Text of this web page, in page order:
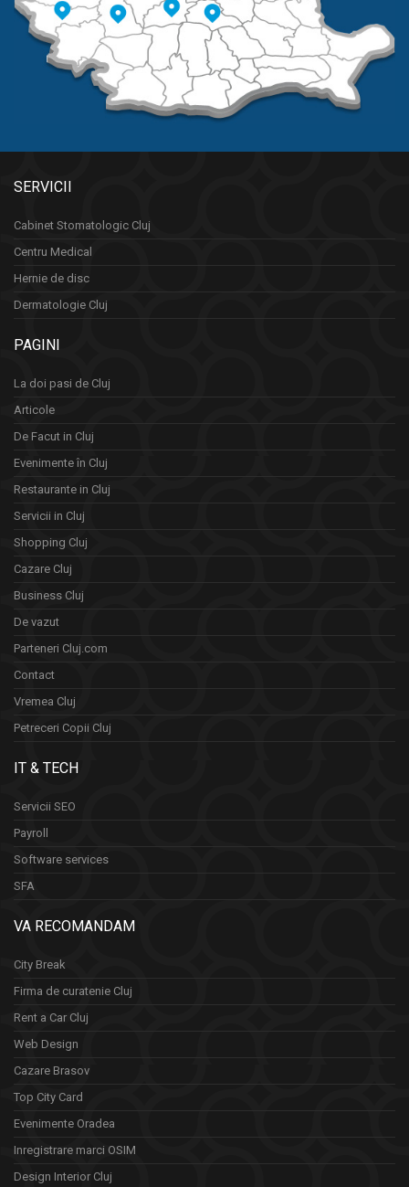
SERVICII
Cabinet Stomatologic Cluj
Centru Medical
Hernie de disc
Dermatologie Cluj
PAGINI
La doi pasi de Cluj
Articole
De Facut in Cluj
Evenimente în Cluj
Restaurante in Cluj
Servicii in Cluj
Shopping Cluj
Cazare Cluj
Business Cluj
De vazut
Parteneri Cluj.com
Contact
Vremea Cluj
Petreceri Copii Cluj
IT & TECH
Servicii SEO
Payroll
Software services
SFA
VA RECOMANDAM
City Break
Firma de curatenie Cluj
Rent a Car Cluj
Web Design
Cazare Brasov
Top City Card
Evenimente Oradea
Inregistrare marci OSIM
Design Interior Cluj